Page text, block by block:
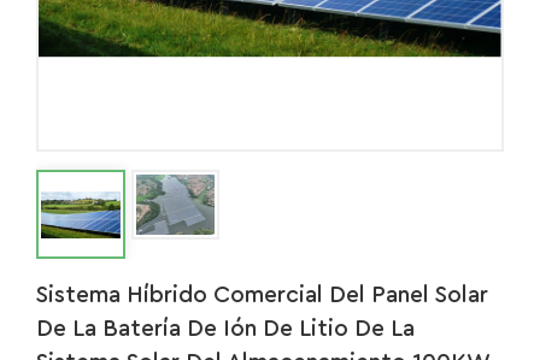
Sistema Híbrido Comercial Del Panel Solar
De La Batería De Ión De Litio De La